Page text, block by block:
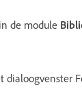
de module
dialoogvenster